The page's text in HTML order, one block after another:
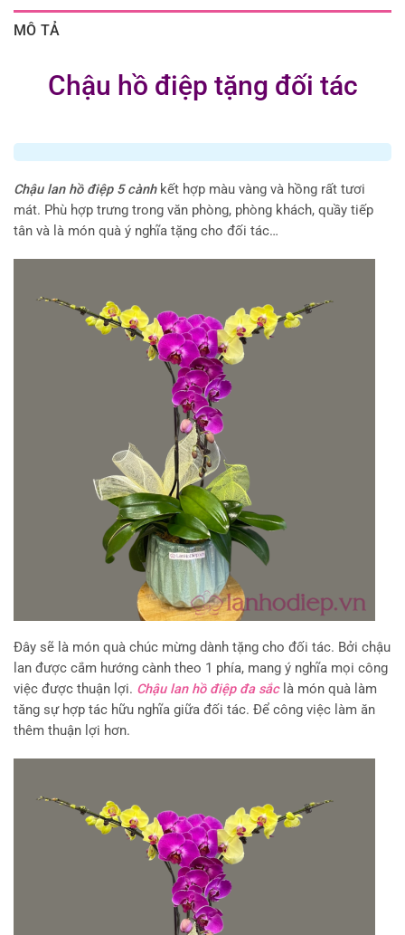
MÔ TẢ
Chậu hồ điệp tặng đối tác
Chậu lan hồ điệp 5 cànhkết hợp màu vàng và hồng rất tươi
mát. Phù hợp trưng trong văn phòng, phòng khách, quầy tiếp
tân và là món quà ý nghĩa tặng cho đối tác…
Đây sẽ là món quà chúc mừng dành tặng cho đối tác. Bởi chậu
lan được cắm hướng cành theo 1 phía, mang ý nghĩa mọi công
việc được thuận lợi. Chậu lan hồ điệp đa sắclà món quà làm
tăng sự hợp tác hữu nghĩa giữa đối tác. Để công việc làm ăn
thêm thuận lợi hơn.